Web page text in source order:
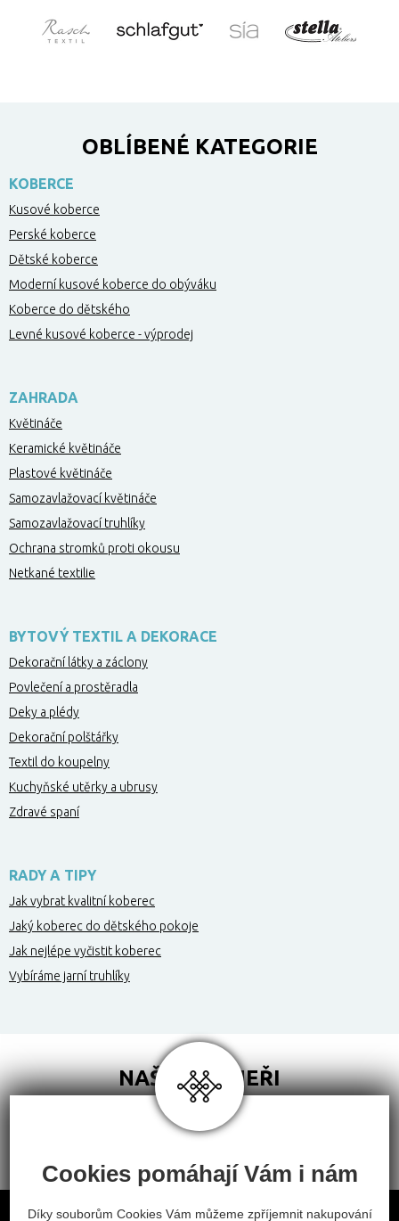
OBLÍBENÉ KATEGORIE
KOBERCE
Kusové koberce
Perské koberce
Dětské koberce
Moderní kusové koberce do obýváku
Koberce do dětského
Levné kusové koberce - výprodej
ZAHRADA
Květináče
Keramické květináče
Plastové květináče
Samozavlažovací květináče
Samozavlažovací truhlíky
Ochrana stromků proti okousu
Netkané textilie
BYTOVÝ TEXTIL A DEKORACE
Dekorační látky a záclony
Povlečení a prostěradla
Deky a plédy
Dekorační polštářky
Textil do koupelny
Kuchyňské utěrky a ubrusy
Zdravé spaní
RADY A TIPY
Jak vybrat kvalitní koberec
Jaký koberec do dětského pokoje
Jak nejlépe vyčistit koberec
Vybíráme jarní truhlíky
NAŠI PARTNEŘI
Obchodní podmínky
Cookies pomáhají Vám i nám
Díky souborům Cookies Vám můžeme zpříjemnit nakupování